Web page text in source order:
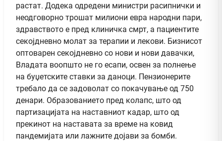
растат. Додека одредени министри расипнички и
неодговорно трошат милиони евра народни пари,
здравството е пред клиничка смрт, а пациентите
секојдневно молат за терапии и лекови. Бизнисот
оптoварен секојдневно со нови и нови давачки,
Владата воопшто не го есапи, освен за полнење
на буџетските ставки за даноци. Пензионерите
требало да се задоволат со покачување од 750
денари. Образованието пред колапс, што од
партизацијата на наставниот кадар, што од
прекинот на наставата за време на ковид
пандемијата или лажните дојави за бомби.